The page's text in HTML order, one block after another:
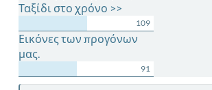
Ταξίδι στο χρόνο >>
109
Εικόνες των προγόνων
μας.
91